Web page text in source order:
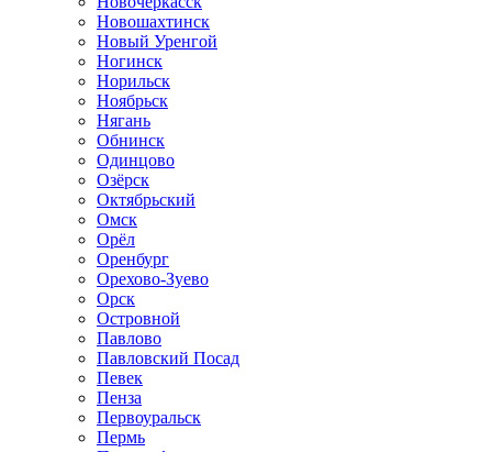
Новошахтинск
Новый Уренгой
Ногинск
Норильск
Ноябрьск
Нягань
Обнинск
Одинцово
Озёрск
Октябрьский
Омск
Орёл
Оренбург
Орехово-Зуево
Орск
Островной
Павлово
Павловский Посад
Певек
Пенза
Первоуральск
Пермь